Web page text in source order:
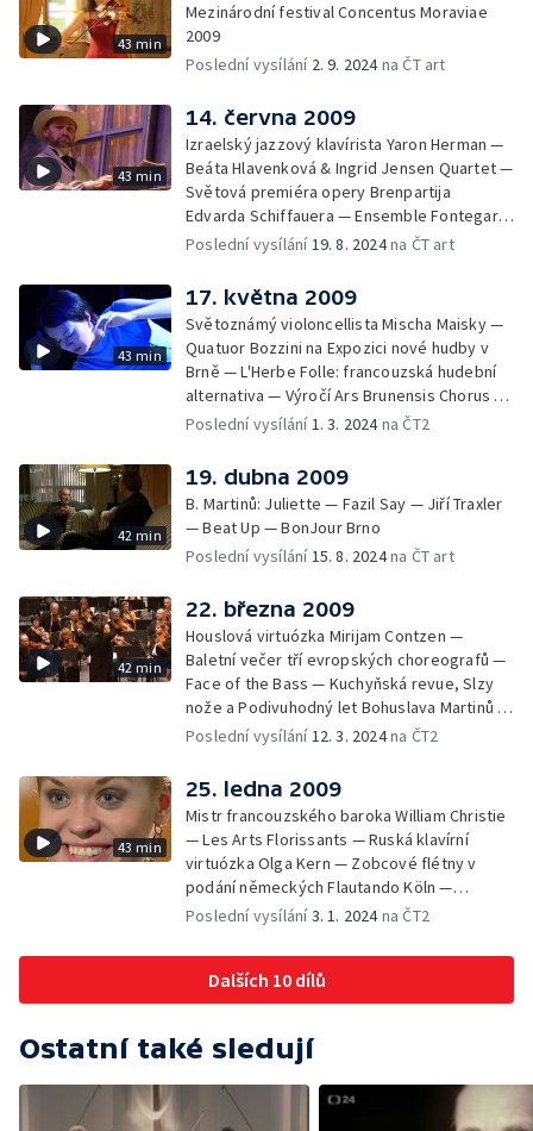
43 min
Mezinárodní festival Concentus Moraviae
2009
Poslední vysílání 2. 9. 2024na ČT art
43 min
14. června 2009
Izraelský jazzový klavírista Yaron Herman —
Beáta Hlavenková & Ingrid Jensen Quartet —
Světová premiéra opery Brenpartija
Edvarda Schiffauera — Ensemble Fontegara
s Martou Infante na Janáčkově máji —
Národním divadle Brno
Poslední vysílání19. 8. 2024na ČT art
43 min
17. května 2009
Světoznámý violoncellista Mischa Maisky —
Quatuor Bozzini na Expozici nové hudby v
Brně — L'Herbe Folle: francouzská hudební
alternativa — Výročí Ars Brunensis Chorus —
420 People: moderní tanec v Národním
Poslední vysílání1. 3. 2024na ČT2
42 min
19. dubna 2009
B. Martinů: Juliette — Fazil Say — Jiří Traxler
— Beat Up — BonJour Brno
Poslední vysílání15. 8. 2024na ČT art
42 min
22. března 2009
Houslová virtuózka Mirijam Contzen —
Baletní večer tří evropských choreografů —
Face of the Bass — Kuchyňská revue, Slzy
nože a Podivuhodný let Bohuslava Martinů —
Houslový koncert "Památce anděla"
Poslední vysílání12. 3. 2024na ČT2
43 min
25. ledna 2009
Mistr francouzského baroka William Christie
— Les Arts Florissants — Ruská klavírní
virtuózka Olga Kern — Zobcové flétny v
podání německých Flautando Köln —
Miniportrét zpěvačky a cellistky Doroty
Carniauxem
Poslední vysílání3. 1. 2024na ČT2
Dalších 10 dílů
Ostatní také sledují